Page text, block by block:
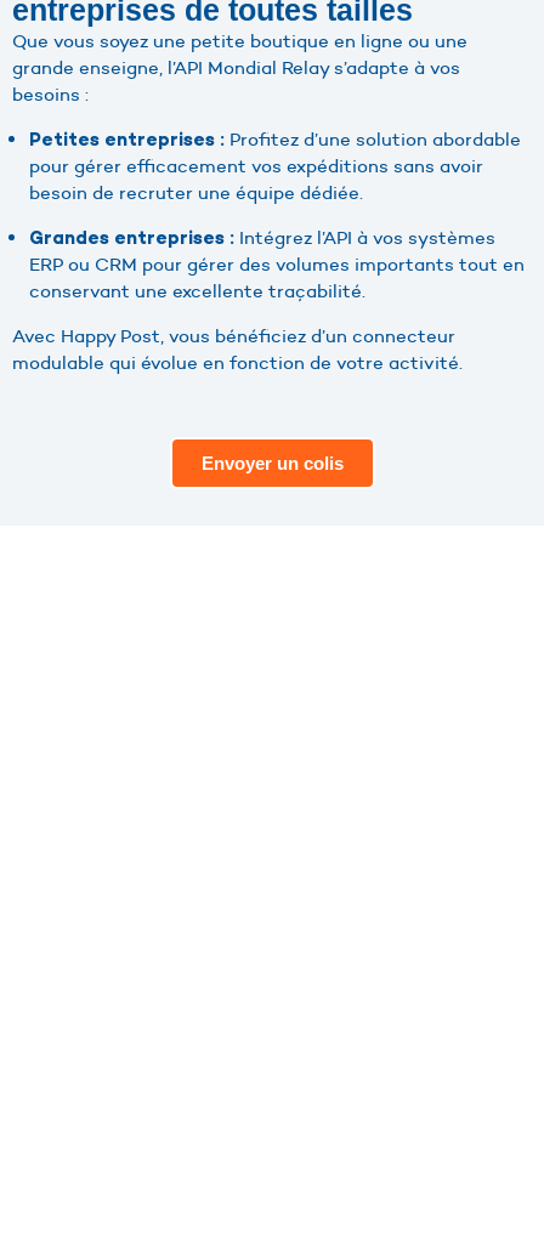
entreprises de toutes tailles
Que vous soyez une petite boutique en ligne ou une
grande enseigne, l’API Mondial Relay s’adapte à vos
besoins :
Petites entreprises : Profitez d’une solution abordable
pour gérer efficacement vos expéditions sans avoir
besoin de recruter une équipe dédiée.
Grandes entreprises : Intégrez l’API à vos systèmes
ERP ou CRM pour gérer des volumes importants tout en
conservant une excellente traçabilité.
Avec Happy Post, vous bénéficiez d’un connecteur
modulable qui évolue en fonction de votre activité.
Envoyer un colis